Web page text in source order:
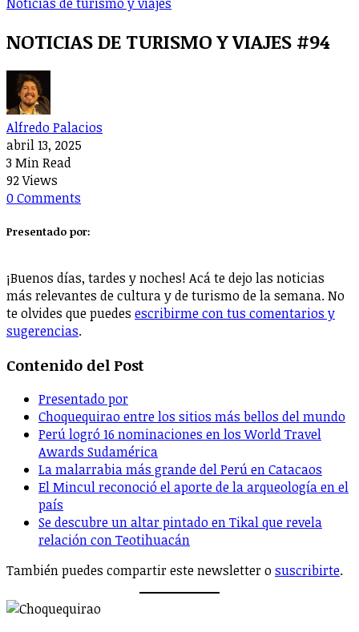
NOTICIAS DE TURISMO Y VIAJES #94
Alfredo Palacios
abril 13, 2025
3 Min Read
92 Views
0 Comments
Presentado por:
¡Buenos días, tardes y noches! Acá te dejo las noticias
más relevantes de cultura y de turismo de la semana. No
te olvides que puedes escribirme con tus comentarios y
sugerencias.
Contenido del Post
Presentado por
Choquequirao entre los sitios más bellos del mundo
Perú logró 16 nominaciones en los World Travel
Awards Sudamérica
La malarrabia más grande del Perú en Catacaos
El Mincul reconoció el aporte de la arqueología en el
país
Se descubre un altar pintado en Tikal que revela
relación con Teotihuacán
También puedes compartir este newsletter osuscribirte.